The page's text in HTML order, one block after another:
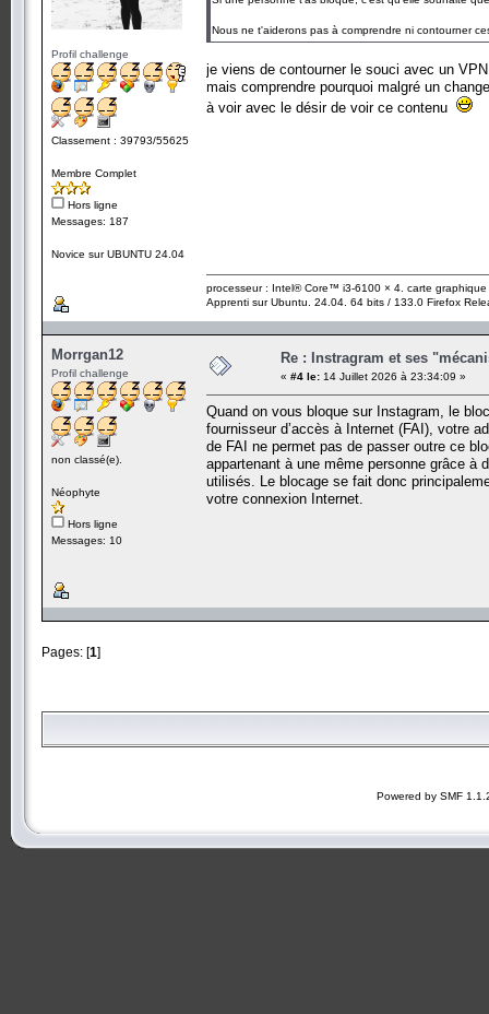
Profil challenge
Classement : 39793/55625
Membre Complet
Hors ligne
Messages: 187
Novice sur UBUNTU 24.04
Nous ne t'aiderons pas à comprendre ni contourner
je viens de contourner le souci avec un
mais comprendre pourquoi malgré un
à voir avec le désir de voir ce contenu
processeur : Intel® Core™ i3-6100 × 4. carte
Apprenti sur Ubuntu. 24.04. 64 bits / 133.0 Firefox
Morrgan12
Profil challenge
non classé(e).
Néophyte
Hors ligne
Messages: 10
Re : Instragram et ses
« #4 le: 14 Juillet 2026 à 23:34:09 »
Quand on vous bloque sur Instagram, le
fournisseur d’accès à Internet (FAI), votre
de FAI ne permet pas de passer outre ce
appartenant à une même personne grâce
utilisés. Le blocage se fait donc
votre connexion Internet.
Pages: [1]
Powered by SMF